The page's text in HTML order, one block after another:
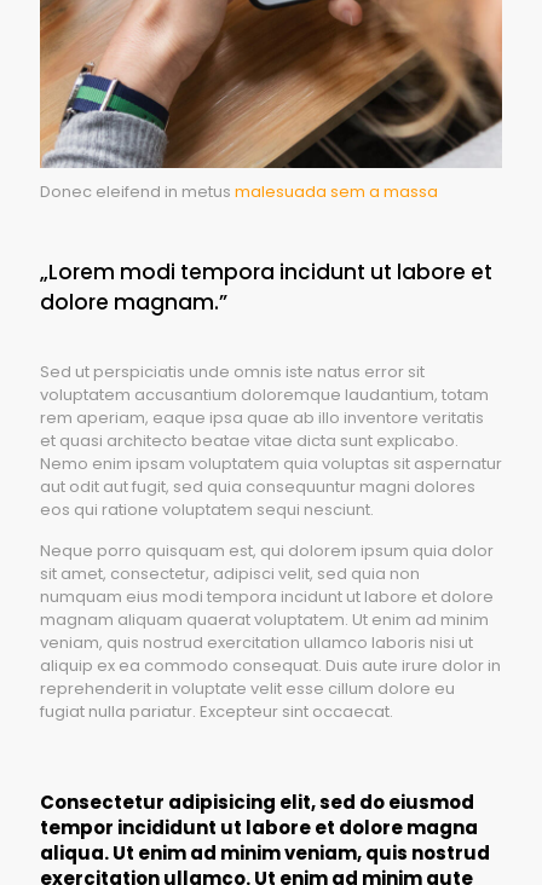
Donec eleifend in metus malesuada sem a massa
„Lorem modi tempora incidunt ut labore et
dolore magnam.”
Sed ut perspiciatis unde omnis iste natus error sit
voluptatem accusantium doloremque laudantium, totam
rem aperiam, eaque ipsa quae ab illo inventore veritatis
et quasi architecto beatae vitae dicta sunt explicabo.
Nemo enim ipsam voluptatem quia voluptas sit aspernatur
aut odit aut fugit, sed quia consequuntur magni dolores
eos qui ratione voluptatem sequi nesciunt.
Neque porro quisquam est, qui dolorem ipsum quia dolor
sit amet, consectetur, adipisci velit, sed quia non
numquam eius modi tempora incidunt ut labore et dolore
magnam aliquam quaerat voluptatem. Ut enim ad minim
veniam, quis nostrud exercitation ullamco laboris nisi ut
aliquip ex ea commodo consequat. Duis aute irure dolor in
reprehenderit in voluptate velit esse cillum dolore eu
fugiat nulla pariatur. Excepteur sint occaecat.
Consectetur adipisicing elit, sed do eiusmod
tempor incididunt ut labore et dolore magna
aliqua. Ut enim ad minim veniam, quis nostrud
exercitation ullamco. Ut enim ad minim aute